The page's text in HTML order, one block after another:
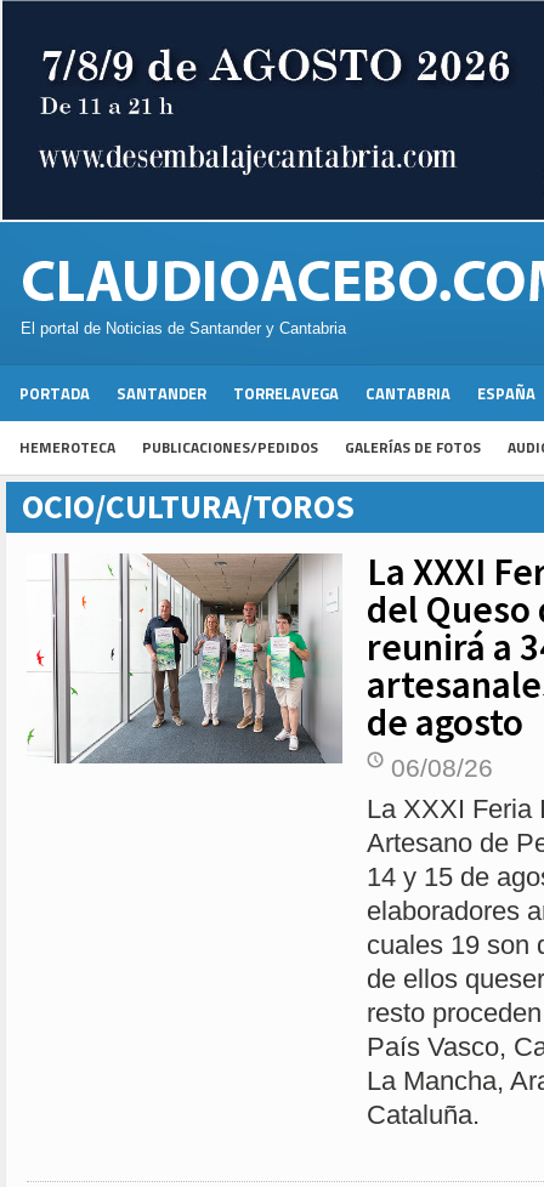
El portal de Noticias de Santander y Cantabria
PORTADA SANTANDER TORRELAVEGA CANTABRIA ESPAÑA
HEMEROTECA PUBLICACIONES/PEDIDOS GALERÍAS DE FOTOS
OCIO/CULTURA/TOROS
La XXXI
del Queso
reunirá a
de agosto
06/08/26
La XXXI Feria
Artesano de
14 y 15 de
elaboradores
cuales 19 son
de ellos
resto
País Vasco,
La Mancha,
Cataluña.